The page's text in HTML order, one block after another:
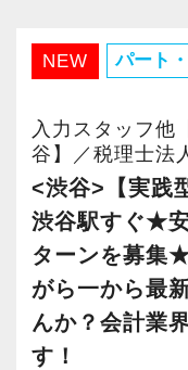
NEW パート
入力スタッフ他
谷】／税理士法
<渋谷>【実践
渋谷駅すぐ★
ターンを募集
がら一から最
んか？会計業
す！